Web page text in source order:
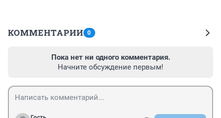
КОММЕНТАРИИ 0
Пока нет ни одного комментария.
Начните обсуждение первым!